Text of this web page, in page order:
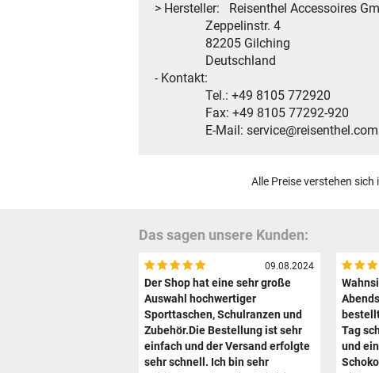
> Hersteller: Reisenthel Accessoires
Zeppelinstr. 4
82205 Gilching
Deutschland
- Kontakt:
Tel.: +49 8105 772920
Fax: +49 8105 77292-920
E-Mail: service@reisenthel.com
Alle Preise verstehen
Das sagen unsere Kunden:
09.08.2024
Der Shop hat eine sehr große
Auswahl hochwertiger
Sporttaschen, Schulranzen und
Zubehör.Die Bestellung ist sehr
einfach und der Versand erfolgte
sehr schnell. Ich bin sehr
Tag
und